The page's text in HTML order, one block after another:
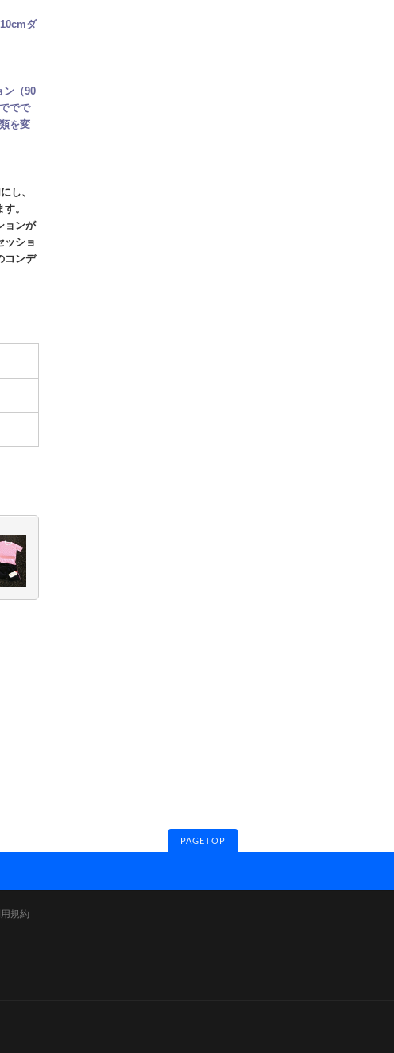
ダ
ン（90
でで
を変
し、
。
ョンが
ッショ
コンデ
PAGETOP
規約